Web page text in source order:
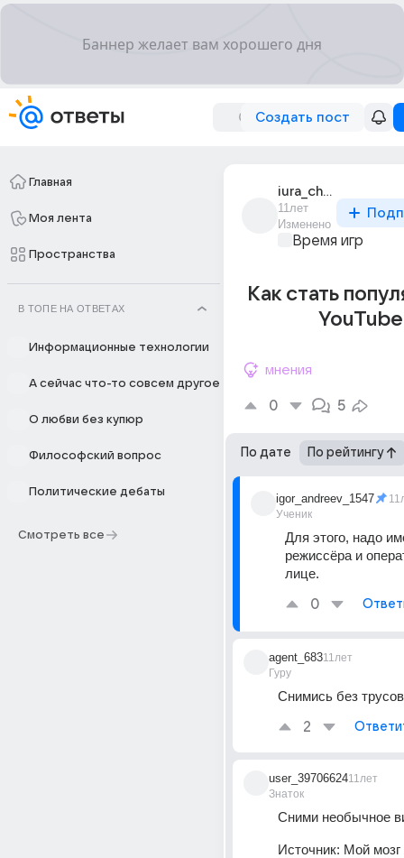
Создать пост
Главная
Моя лента
Пространства
В ТОПЕ НА ОТВЕТАХ
Информационные технологии
А сейчас что-то совсем другое
О любви без купюр
Философский вопрос
Политические дебаты
Смотреть все
iura_chigilov
11лет
Изменено
Время игр
Как стать
мнения
0 5
По дате По рейтингу
igor_andreev_1547
Ученик
Для этого, надо
режиссёра и
лице.
0
agent_683
Гуру
11лет
Снимись без трусов
2
user_39706624
Знаток
11лет
Сними необычное
Источник: Мой мозг